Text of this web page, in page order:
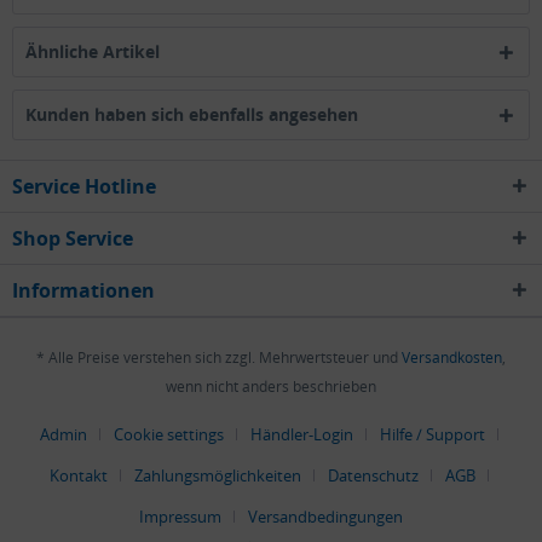
Ähnliche Artikel
Kunden haben sich ebenfalls angesehen
Service Hotline
Shop Service
Informationen
* Alle Preise verstehen sich zzgl. Mehrwertsteuer und Versandkosten,
wenn nicht anders beschrieben
Admin Cookie settings Händler-Login
Hilfe / Support
Kontakt
Zahlungsmöglichkeiten Datenschutz
AGB
Impressum
Versandbedingungen